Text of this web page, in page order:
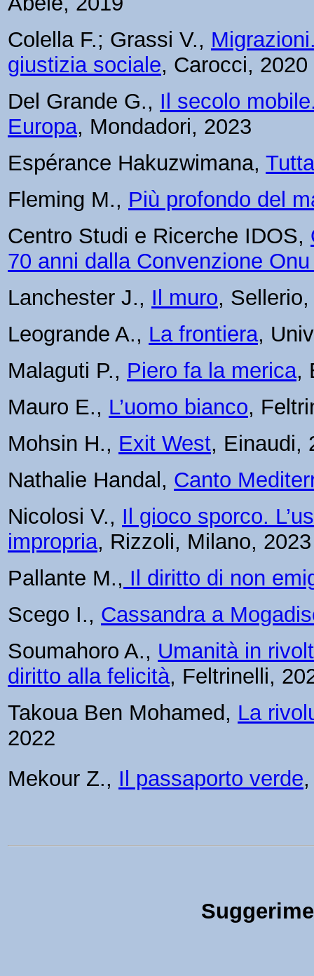
Colella F.; Grassi V.,
giustizia sociale, Carocci, 2020
Del Grande G., Il secolo
Europa, Mondadori, 2023
Espérance Hakuzwimana,
Fleming M., Più profondo del
Centro Studi e Ricerche IDOS,
70 anni dalla Convenzione
Lanchester J., Il muro,
Leogrande A., La frontiera,
Malaguti P., Piero fa la merica,
Mauro E., L’uomo bianco,
Mohsin H., Exit West, Einaudi,
Nathalie Handal, Canto
Nicolosi V., Il gioco sporco.
impropria, Rizzoli, Milano, 2023
Pallante M., Il diritto di non
Scego I., Cassandra a
Soumahoro A., Umanità in
diritto alla felicità, Feltrinelli,
Takoua Ben Mohamed, La
2022
Mekour Z., Il passaporto verde